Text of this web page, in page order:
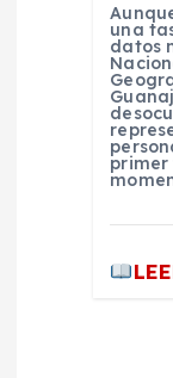
una
datos
primer